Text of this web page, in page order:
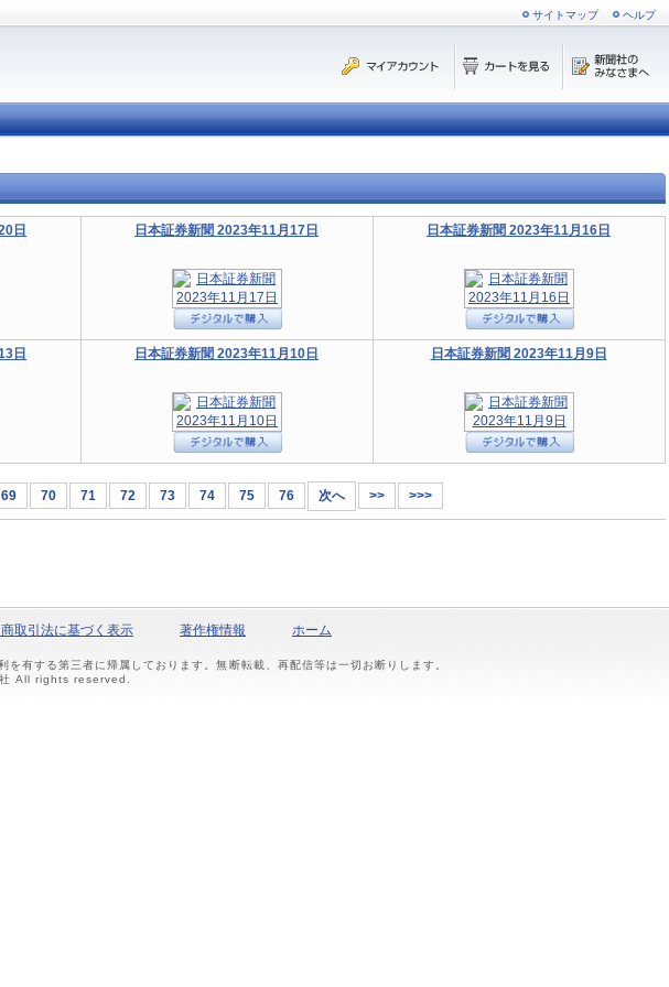
サイトマップ ヘルプ
日 日本証券新聞 2023年11月17日 日本証券新聞 2023年11月16日
日 日本証券新聞 2023年11月10日 日本証券新聞 2023年11月9日
69 70 71 72 73 74 75 76 次へ >> >>>
取引法に基づく表示 著作権情報 ホーム
有する第三者に帰属しております。無断転載、再配信等は一切お断りします。
All rights reserved.